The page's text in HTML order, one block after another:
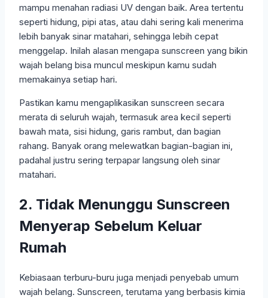
mampu menahan radiasi UV dengan baik. Area tertentu
seperti hidung, pipi atas, atau dahi sering kali menerima
lebih banyak sinar matahari, sehingga lebih cepat
menggelap. Inilah alasan mengapa sunscreen yang bikin
wajah belang bisa muncul meskipun kamu sudah
memakainya setiap hari.
Pastikan kamu mengaplikasikan sunscreen secara
merata di seluruh wajah, termasuk area kecil seperti
bawah mata, sisi hidung, garis rambut, dan bagian
rahang. Banyak orang melewatkan bagian-bagian ini,
padahal justru sering terpapar langsung oleh sinar
matahari.
2. Tidak Menunggu Sunscreen
Menyerap Sebelum Keluar
Rumah
Kebiasaan terburu-buru juga menjadi penyebab umum
wajah belang. Sunscreen, terutama yang berbasis kimia